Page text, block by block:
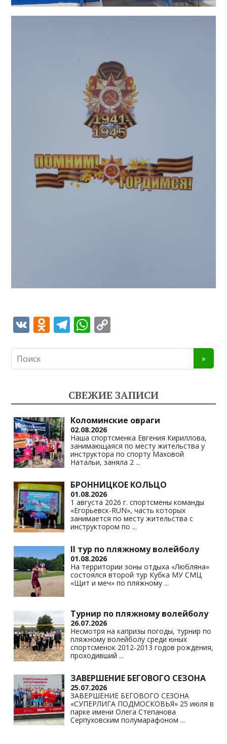
V O
o
as
s
ni
ki
T
gr
a
m
W
s
A
p
p
y
Li
n
k
СВЕЖИЕ ЗАПИСИ
Коломинские овраги
02.08.2026
Наша спортсменка Евгения Кириллова,
занимающаяся по месту жительства у
инструктора по спорту Маховой
Натальи, заняла 2 ...
БРОННИЦКОЕ КОЛЬЦО
01.08.2026
1 августа 2026 г. спортсмены команды
«Егорьевск-RUN», часть которых
занимается по месту жительства с
инструктором по ...
II тур по пляжному волейболу
01.08.2026
На территории зоны отдыха «Любляна»
состоялся второй тур Кубка МУ СМЦ
«Щит и меч» по пляжному ...
Турнир по пляжному волейболу
26.07.2026
Несмотря на капризы погоды, турнир по
пляжному волейболу среди юных
спортсменок 2012-2013 годов рождения,
проходивший ...
ЗАВЕРШЕНИЕ БЕГОВОГО СЕЗОНА
25.07.2026
ЗАВЕРШЕНИЕ БЕГОВОГО СЕЗОНА
«СУПЕРЛИГА ПОДМОСКОВЬЯ» 25 июля в
парке имени Олега Степанова
Серпуховским полумарафоном ...